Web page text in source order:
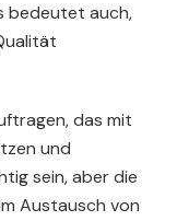
bedeutet auch,
das mit
und
sein, aber die
Austausch von